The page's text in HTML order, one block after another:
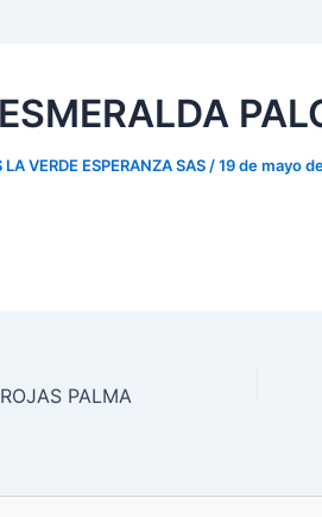
LA VERDE ESPERANZA SAS /19 de mayo
PALMA